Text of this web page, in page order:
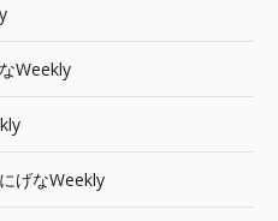
Weekly
げなWeekly